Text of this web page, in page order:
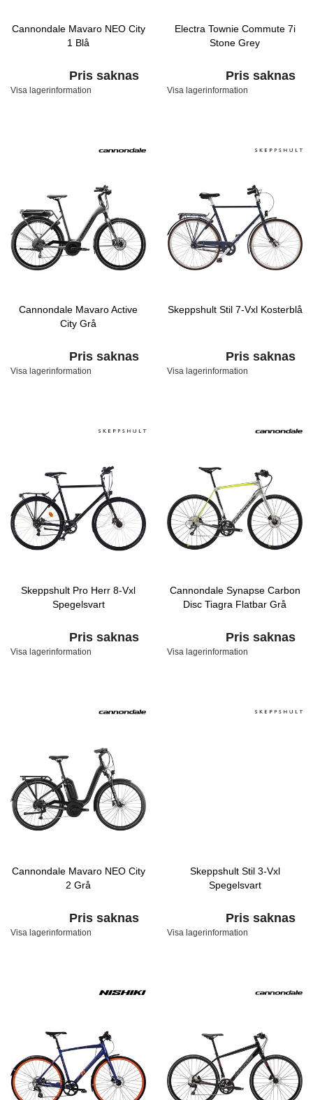
Cannondale Mavaro NEO City
1 Blå
Pris saknas
Visa lagerinformation
Electra Townie Commute 7i
Stone Grey
Pris saknas
Visa lagerinformation
Cannondale Mavaro Active
City Grå
Pris saknas
Visa lagerinformation
Skeppshult Stil 7-Vxl Kosterblå
Pris saknas
Visa lagerinformation
Skeppshult Pro Herr 8-Vxl
Spegelsvart
Pris saknas
Visa lagerinformation
Cannondale Synapse Carbon
Disc Tiagra Flatbar Grå
Pris saknas
Visa lagerinformation
Cannondale Mavaro NEO City
2 Grå
Pris saknas
Visa lagerinformation
Skeppshult Stil 3-Vxl
Spegelsvart
Pris saknas
Visa lagerinformation